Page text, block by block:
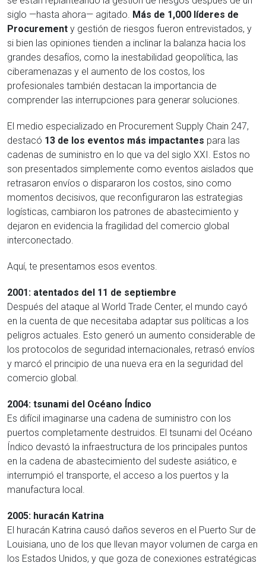
siglo —hasta ahora— agitado. Más de 1,000 líderes de
Procurement y gestión de riesgos fueron entrevistados, y
si bien las opiniones tienden a inclinar la balanza hacia los
grandes desafíos, como la inestabilidad geopolítica, las
ciberamenazas y el aumento de los costos, los
profesionales también destacan la importancia de
comprender las interrupciones para generar soluciones.
El medio especializado en Procurement Supply Chain 247,
destacó 13 de los eventos más impactantes para las
cadenas de suministro en lo que va del siglo XXI. Estos no
son presentados simplemente como eventos aislados que
retrasaron envíos o dispararon los costos, sino como
momentos decisivos, que reconfiguraron las estrategias
logísticas, cambiaron los patrones de abastecimiento y
dejaron en evidencia la fragilidad del comercio global
interconectado.
Aquí, te presentamos esos eventos.
2001: atentados del 11 de septiembre
Después del ataque al World Trade Center, el mundo cayó
en la cuenta de que necesitaba adaptar sus políticas a los
peligros actuales. Esto generó un aumento considerable de
los protocolos de seguridad internacionales, retrasó envíos
y marcó el principio de una nueva era en la seguridad del
comercio global.
2004: tsunami del Océano Índico
Es difícil imaginarse una cadena de suministro con los
puertos completamente destruidos. El tsunami del Océano
Índico devastó la infraestructura de los principales puntos
en la cadena de abastecimiento del sudeste asiático, e
interrumpió el transporte, el acceso a los puertos y la
manufactura local.
2005: huracán Katrina
El huracán Katrina causó daños severos en el Puerto Sur de
Louisiana, uno de los que llevan mayor volumen de carga en
los Estados Unidos, y que goza de conexiones estratégicas